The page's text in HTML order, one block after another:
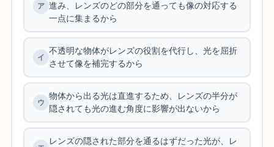
進み、レンズのどの部分を通っても像の対応する
一点に集まるから
不透明な物体がレンズの役割を代行し、光を屈折
させて像を補完するから
物体から出る光は直進するため、レンズの半分が
隠されても光の進む角度に影響が出ないから
レンズの隠された部分を通るはずだった光が、レ